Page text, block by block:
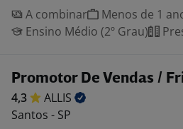
A combinar
Menos de 1
Ensino Médio (2º Grau)
Promotor De Vendas /
4,3
ALLIS
Santos - SP